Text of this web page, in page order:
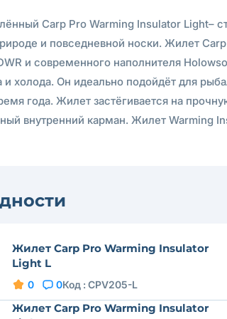
Carp Pro Warming Insulator Light–
и повседневной носки. Жилет
и современного наполнителя
и холода. Он идеально подойдёт для
года. Жилет застёгивается на
внутренний карман. Жилет Warming
Жилет Carp Pro Warming Insulator
Light L
0 0Код : CPV205-L
Жилет Carp Pro Warming Insulator